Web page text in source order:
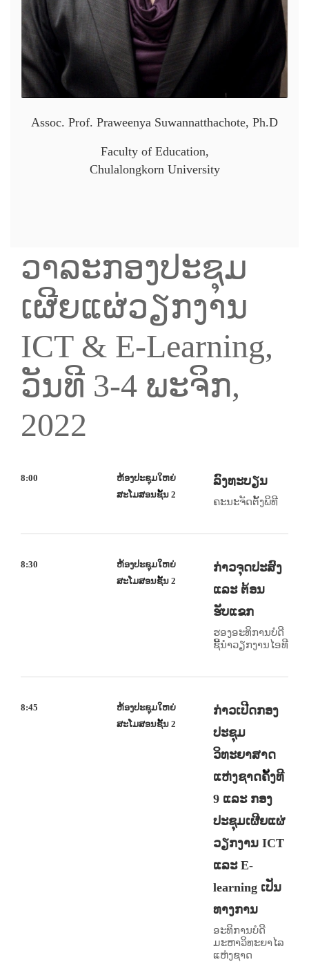
Assoc. Prof. Praweenya Suwannatthachote, Ph.D
Faculty of Education,
Chulalongkorn University
ວາລະກອງປະຊຸມ
ເຜີຍແຜ່ວຽກງານ
ICT & E-Learning,
ວັນທີ 3-4 ພະຈິກ,
2022
8:00
ຫ້ອງປະຊຸມໃຫຍ່
ສະໂມສອນຊັ້ນ 2
ລົງທະບຽນ
ຄະນະຈັດຕັ້ງພິທີ
8:30
ຫ້ອງປະຊຸມໃຫຍ່
ສະໂມສອນຊັ້ນ 2
ກ່າວຈຸດປະສົງ
ແລະ ຕ້ອນ
ຮັບແຂກ
ຮອງອະທິການບໍດີ
ຊີ້ນຳວຽກງານໄອທີ
8:45
ຫ້ອງປະຊຸມໃຫຍ່
ສະໂມສອນຊັ້ນ 2
ກ່າວເປີດກອງ
ປະຊຸມ
ວິທະຍາສາດ
ແຫ່ງຊາດຄັ້ງທີ
9 ແລະ ກອງ
ປະຊຸມເຜີຍແຜ່
ວຽກງານ ICT
ແລະ E-
learning ເປັນ
ທາງການ
ອະທິການບໍດີ
ມະຫາວິທະຍາໄລ
ແຫ່ງຊາດ